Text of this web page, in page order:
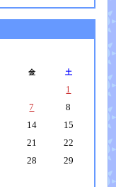
金 土
1
7
8
14
15
21
22
28
29